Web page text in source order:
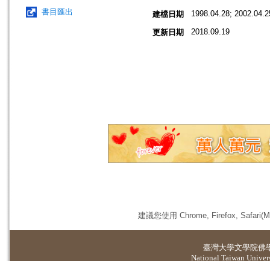
書目匯出 建檔日期 1998.04.28;
更新日期 2018.09.19
建議您使用 Chrome, Firefox,
臺灣大學文學院佛
National Taiwan